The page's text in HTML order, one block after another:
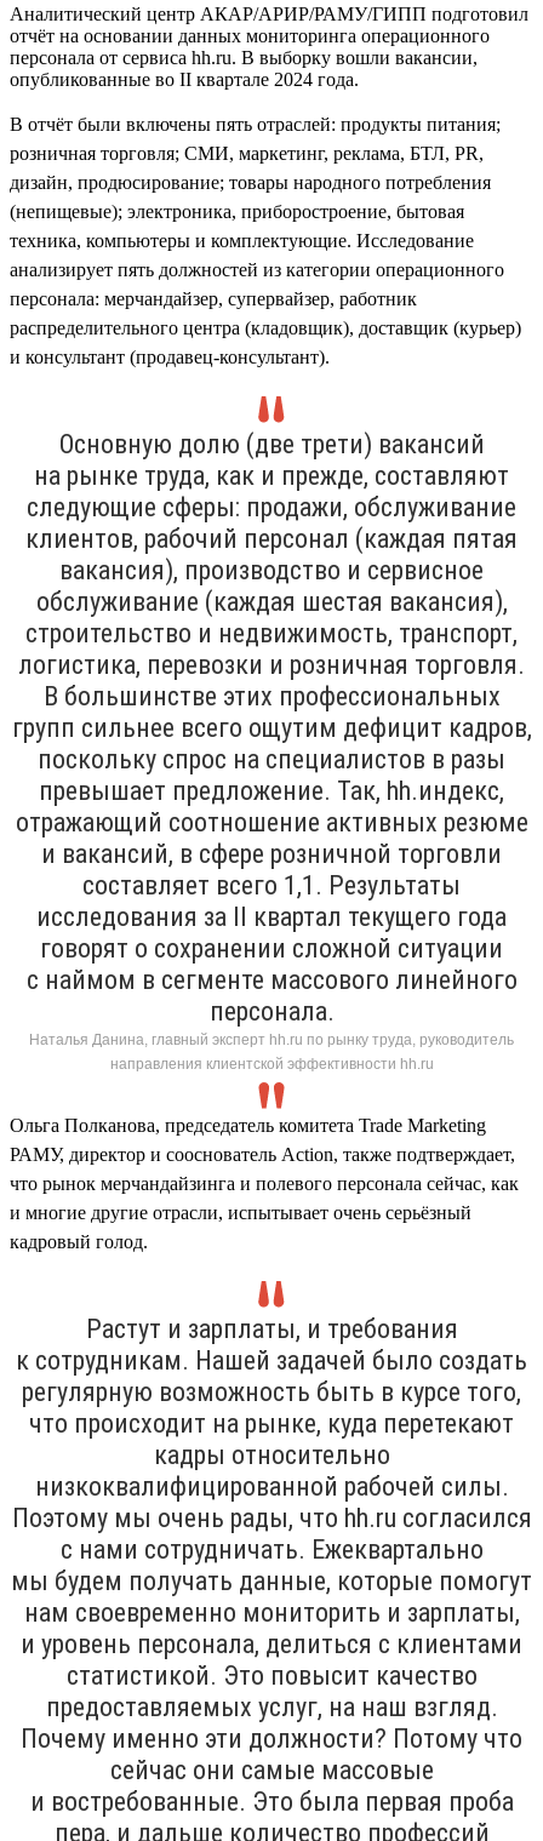
Аналитический центр АКАР/АРИР/РАМУ/ГИПП подготовил
отчёт на основании данных мониторинга операционного
персонала от сервиса hh.ru. В выборку вошли вакансии,
опубликованные во II квартале 2024 года.
В отчёт были включены пять отраслей: продукты питания;
розничная торговля; СМИ, маркетинг, реклама, БТЛ, PR,
дизайн, продюсирование; товары народного потребления
(непищевые); электроника, приборостроение, бытовая
техника, компьютеры и комплектующие. Исследование
анализирует пять должностей из категории операционного
персонала: мерчандайзер, супервайзер, работник
распределительного центра (кладовщик), доставщик (курьер)
и консультант (продавец-консультант).
Основную долю (две трети) вакансий
на рынке труда, как и прежде, составляют
следующие сферы: продажи, обслуживание
клиентов, рабочий персонал (каждая пятая
вакансия), производство и сервисное
обслуживание (каждая шестая вакансия),
строительство и недвижимость, транспорт,
логистика, перевозки и розничная торговля.
В большинстве этих профессиональных
групп сильнее всего ощутим дефицит кадров,
поскольку спрос на специалистов в разы
превышает предложение. Так, hh.индекс,
отражающий соотношение активных резюме
и вакансий, в сфере розничной торговли
составляет всего 1,1. Результаты
исследования за II квартал текущего года
говорят о сохранении сложной ситуации
с наймом в сегменте массового линейного
персонала.
Наталья Данина, главный эксперт hh.ru по рынку труда, руководитель
направления клиентской эффективности hh.ru
Ольга Полканова, председатель комитета Trade Marketing
РАМУ, директор и сооснователь Action, также подтверждает,
что рынок мерчандайзинга и полевого персонала сейчас, как
и многие другие отрасли, испытывает очень серьёзный
кадровый голод.
Растут и зарплаты, и требования
к сотрудникам. Нашей задачей было создать
регулярную возможность быть в курсе того,
что происходит на рынке, куда перетекают
кадры относительно
низкоквалифицированной рабочей силы.
Поэтому мы очень рады, что hh.ru согласился
с нами сотрудничать. Ежеквартально
мы будем получать данные, которые помогут
нам своевременно мониторить и зарплаты,
и уровень персонала, делиться с клиентами
статистикой. Это повысит качество
предоставляемых услуг, на наш взгляд.
Почему именно эти должности? Потому что
сейчас они самые массовые
и востребованные. Это была первая проба
пера, и дальше количество профессий